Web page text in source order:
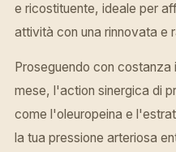
e ricostituente, ideale per
attività con una rinnovata e
Proseguendo con costanza
mese, l'action sinergica di
come l'oleuropeina e
la tua pressione arteriosa